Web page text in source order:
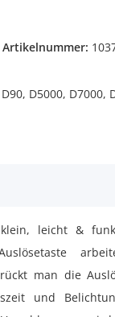
Artikelnummer:
D5000, D7000,
leicht &
man die
und